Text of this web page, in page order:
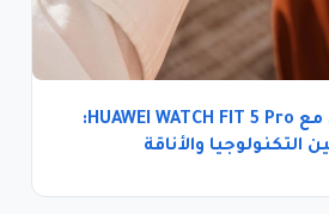
اكتشف المستقبل مع HUAWEI WATCH FIT 5 Pro:
والأناقة